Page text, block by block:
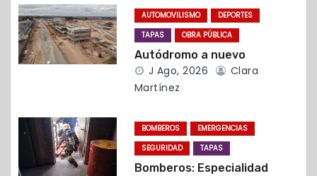
n
t
r
d
a
AUTOMOVILISMO
DEPORTES
TAPAS
OBRA PÚBLICA
Autódromo a nuevo
J Ago, 2026
Clara
Martínez
BOMBEROS
EMERGENCIAS
SEGURIDAD
TAPAS
Bomberos: Especialidad